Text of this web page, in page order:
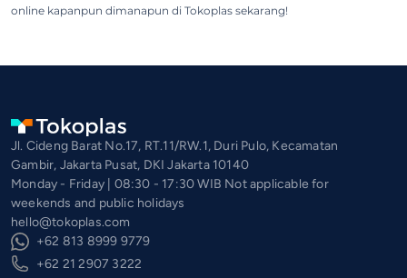
online kapanpun dimanapun di Tokoplas sekarang!
Jl. Cideng Barat No.17, RT.11/RW.1, Duri Pulo, Kecamatan
Gambir, Jakarta Pusat, DKI Jakarta 10140
Monday - Friday | 08:30 - 17:30 WIB Not applicable for
weekends and public holidays
hello@tokoplas.com
+62 813 8999 9779
+62 21 2907 3222